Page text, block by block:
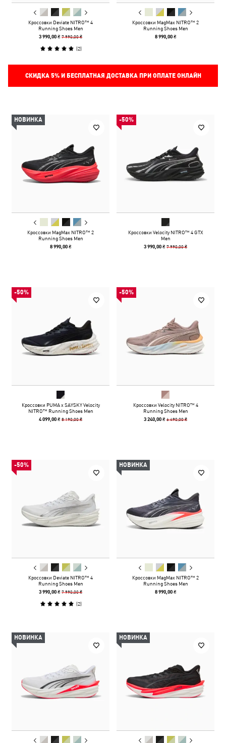
Кроссовки Deviate NITRO™ 4
Running Shoes Men
3 990,00 ₴7 990,00 ₴
(2)
Кроссовки MagMax NITRO™ 2
Running Shoes Men
8 990,00 ₴
СКИДКА 5%И БЕСПЛАТНАЯ ДОСТАВКА ПРИ ОПЛАТЕ ОНЛАЙН
НОВИНКА
Кроссовки MagMax NITRO™ 2
Running Shoes Men
8 990,00 ₴
-50%
Кроссовки Velocity NITRO™ 4 GTX
Men
3 990,00 ₴7 990,00 ₴
-50%
Кроссовки PUMA x SAYSKY Velocity
NITRO™ Running Shoes Men
4 099,00 ₴8 190,00 ₴
-50%
Кроссовки Velocity NITRO™ 4
Running Shoes Men
3 240,00 ₴6 490,00 ₴
-50%
Кроссовки Deviate NITRO™ 4
Running Shoes Men
3 990,00 ₴7 990,00 ₴
(2)
НОВИНКА
Кроссовки MagMax NITRO™ 2
Running Shoes Men
8 990,00 ₴
НОВИНКА НОВИНКА